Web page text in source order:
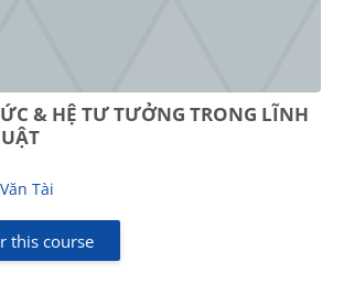
& HỆ TƯ TƯỞNG TRONG LĨNH
Tài
this course